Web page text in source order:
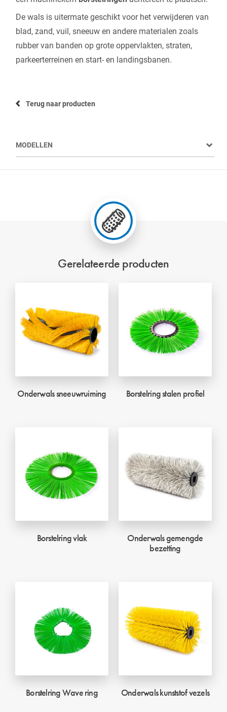
De wals is uitermate geschikt voor het verwijderen van
blad, zand, vuil, sneeuw en andere materialen zoals
rubber van banden op grote oppervlakten, straten,
parkeerterreinen en start- en landingsbanen.
Terug naar producten
MODELLEN
Gerelateerde producten
Onderwals sneeuwruiming Borstelring stalen profiel
Borstelring vlak
Onderwals gemengde
bezetting
Borstelring Wave ring Onderwals kunststof vezels